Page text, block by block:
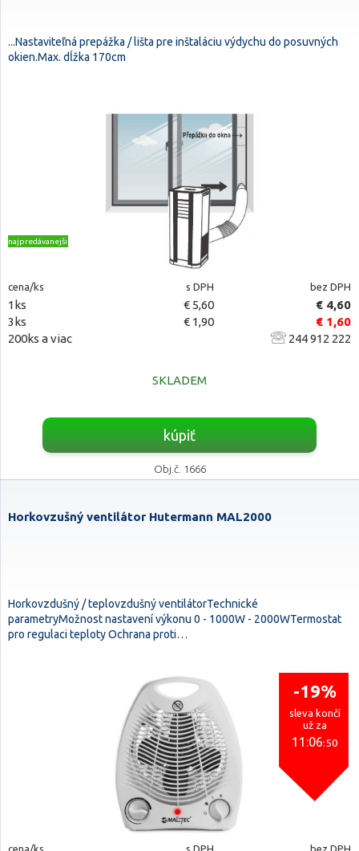
...Nastaviteľná prepážka / lišta pre inštaláciu výdychu do posuvných
okien.Max. dĺžka 170cm
najpredávanejšie
cena/ks s DPH bez DPH
1ks € 5,60
€ 4,60
3ks
€ 1,90
€ 1,60
200ks a viac
244 912 222
SKLADEM
kúpiť
Obj.č. 1666
Horkovzušný ventilátor Hutermann MAL2000
Horkovzdušný / teplovzdušný ventilátorTechnické
parametryMožnost nastavení výkonu 0 - 1000W - 2000WTermostat
pro regulaci teploty Ochrana proti…
-19%
sleva končí
už za
11:06:50
cena/ks s DPH bez DPH